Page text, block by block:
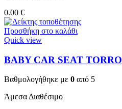
0.00 €
Προσθήκη στο καλάθι
Quick view
BABY CAR SEAT TORRO
Βαθμολογήθηκε με 0 από 5
Άμεσα Διαθέσιμο